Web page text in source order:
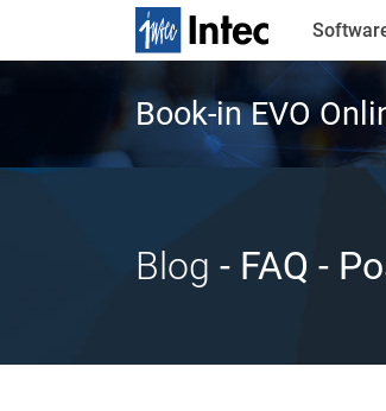
Book-in EVO
Blog - FAQ -